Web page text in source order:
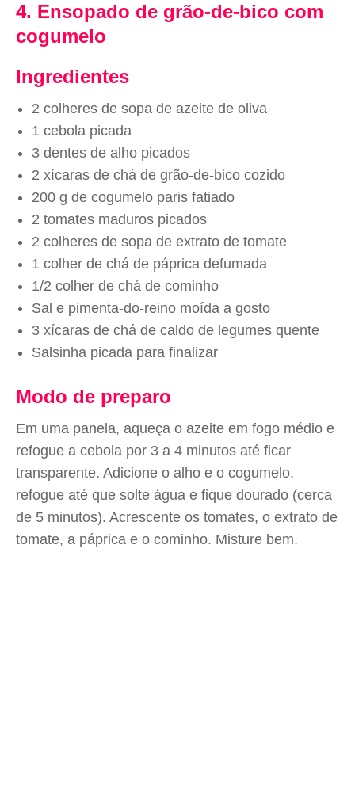
4. Ensopado de grão-de-bico com
cogumelo
Ingredientes
2 colheres de sopa de azeite de oliva
1 cebola picada
3 dentes de alho picados
2 xícaras de chá de grão-de-bico cozido
200 g de cogumelo paris fatiado
2 tomates maduros picados
2 colheres de sopa de extrato de tomate
1 colher de chá de páprica defumada
1/2 colher de chá de cominho
Sal e pimenta-do-reino moída a gosto
3 xícaras de chá de caldo de legumes quente
Salsinha picada para finalizar
Modo de preparo
Em uma panela, aqueça o azeite em fogo médio e
refogue a cebola por 3 a 4 minutos até ficar
transparente. Adicione o alho e o cogumelo,
refogue até que solte água e fique dourado (cerca
de 5 minutos). Acrescente os tomates, o extrato de
tomate, a páprica e o cominho. Misture bem.